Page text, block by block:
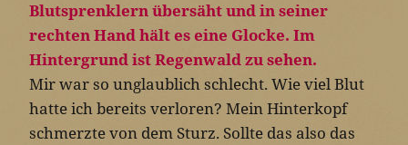
Mir war so unglaublich schlecht. Wie viel Blut
hatte ich bereits verloren? Mein Hinterkopf
schmerzte von dem Sturz. Sollte das also das